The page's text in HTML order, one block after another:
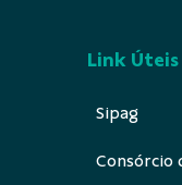
Link Úteis
Sipag
Consórcio